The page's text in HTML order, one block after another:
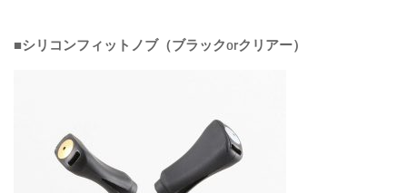
■シリコンフィットノブ（ブラックorクリアー）